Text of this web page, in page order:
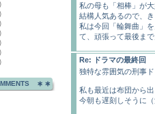
私の母も「相棒」が
結構人気あるので、
私は今回「輪舞曲」
て、頑張って最後ま
Re: ドラマの最終回
独特な雰囲気の刑事
私も最近は布団から
今朝も遅刻しそうに